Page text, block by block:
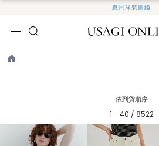
夏日洋裝圖鑑
依到貨順序
1 - 40 / 8522